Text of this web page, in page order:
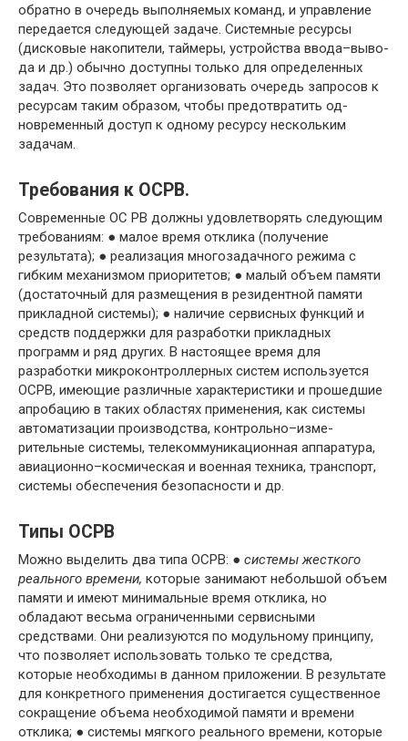
обратно в очередь выполняемых команд, и управление
передается следу­ющей задаче. Системные ресурсы
(дисковые накопители, таймеры, устройства ввода–выво­
да и др.) обычно доступны только для определенных
задач. Это позволяет орга­низовать очередь запросов к
ресурсам таким образом, чтобы предотвратить од­
новременный доступ к одному ресурсу нескольким
задачам.
Требования к ОСРВ.
Современные ОС PB должны удовлетворять следующим
требованиям: ● малое время отклика (получение
результата); ● реализация многозадачного режима с
гибким механизмом приоритетов; ● малый объем памяти
(достаточный для размещения в резидентной памяти
прикладной системы); ● наличие сервисных функций и
средств поддержки для разработки приклад­ных
программ и ряд других. В настоящее время для
разработки микроконтроллерных систем используется
ОСРВ, имеющие различные характеристики и прошедшие
апробацию в таких об­ластях применения, как системы
автоматизации производства, контрольно–изме­
рительные системы, телекоммуникационная аппаратура,
авиационно–космиче­ская и военная техника, транспорт,
системы обеспечения безопасности и др.
Типы ОСРВ
Можно выделить два типа ОСРВ: ● системы жесткого
реального времени, которые занимают небольшой объем
памяти и имеют минимальные время отклика, но
обладают весьма ограничен­ными сервисными
средствами. Они реализуются по модульному принципу,
что позволяет использовать только те средства,
которые необходимы в дан­ном приложении. В результате
для конкретного применения достигается существенное
сокращение объема необходимой памяти и времени
отклика; ● системы мягкого реального времени, которые